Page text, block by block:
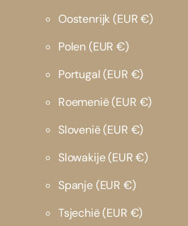
Oostenrijk(EUR €)
Polen(EUR €)
Portugal(EUR €)
Roemenië(EUR €)
Slovenië(EUR €)
Slowakije(EUR €)
Spanje(EUR €)
Tsjechië(EUR €)